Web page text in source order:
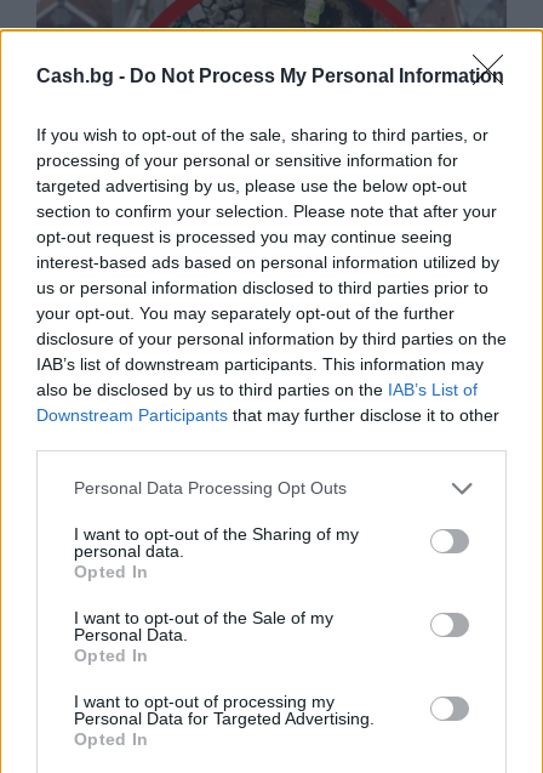
Cash.bg - Do Not Process My Personal Information
If you wish to opt-out of the sale, sharing to third parties, or
processing of your personal or sensitive information for
targeted advertising by us, please use the below opt-out
section to confirm your selection. Please note that after your
opt-out request is processed you may continue seeing
interest-based ads based on personal information utilized by
us or personal information disclosed to third parties prior to
your opt-out. You may separately opt-out of the further
disclosure of your personal information by third parties on the
IAB’s list of downstream participants. This information may
also be disclosed by us to third parties on the IAB’s List of
Downstream Participants that may further disclose it to other
Personal Data Processing Opt Outs
I want to opt-out of the Sharing of my
personal data.
Opted In
I want to opt-out of the Sale of my
Personal Data.
Opted In
I want to opt-out of processing my
Personal Data for Targeted Advertising.
Opted In
Древен храм на почти 900 години
откриха под кафене за сладолед в
Полша
07.08.2026 / 16:00